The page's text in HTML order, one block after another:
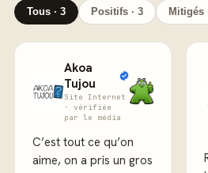
Tous · 3 Positifs · 3 Mitigés
Akoa
Tujou
Site Internet
· vérifiée
par le média
C’est tout ce qu’on
aime, on a pris un gros